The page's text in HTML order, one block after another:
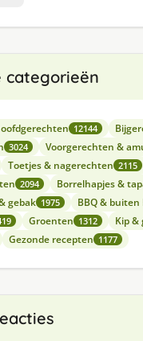
categorieën
12144
3024 Voorgerechten &
Toetjes & nagerechten 2115
2094 Borrelhapjes &
gebak 1975 BBQ & buiten
Groenten 1312 Kip &
Gezonde recepten 1177